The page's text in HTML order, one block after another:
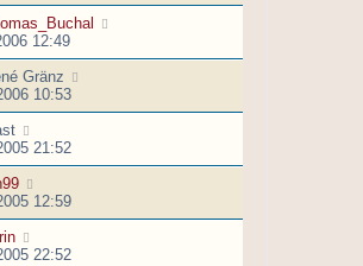
12:49
Gränz
10:53
21:52
12:59
22:52